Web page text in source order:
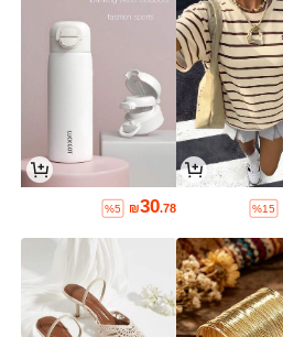
%15
₪30.78
%5